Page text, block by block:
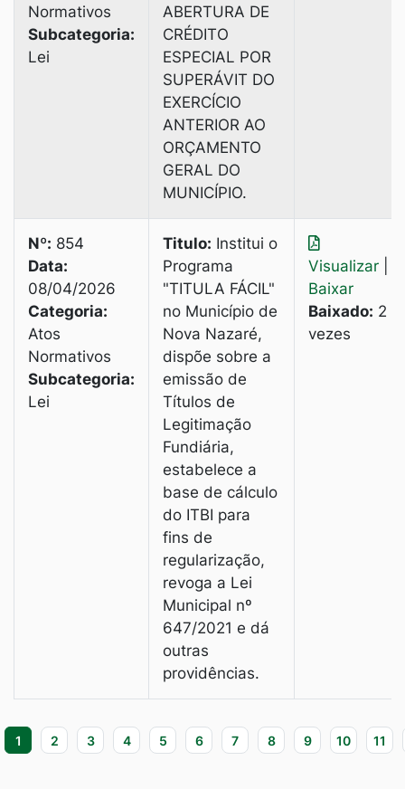
Normativos
Subcategoria:
Lei
ABERTURA DE
CRÉDITО
ESPECIAL POR
SUPERÁVIT DO
EXERCÍCIO
ANTERIOR AO
ORÇAMENTO
GERAL DO
MUNICÍPIO.
Nº: 854
Data:
08/04/2026
Categoria:
Atos
Normativos
Subcategoria:
Lei
Titulo: Institui o
Programa
"TITULA FÁCIL"
no Município de
Nova Nazaré,
dispõe sobre a
emissão de
Títulos de
Legitimação
Fundiária,
estabelece a
base de cálculo
do ITBI para
fins de
regularização,
revoga a Lei
Municipal nº
647/2021 e dá
outras
providências.
Visualizar
Baixar
Baixado: 2
vezes
1 2 3 4 5 6 7 8 9 10 11